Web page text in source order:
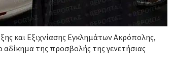
και Εξιχνίασης Εγκλημάτων Ακρόπολης,
της προσβολής της γενετήσιας